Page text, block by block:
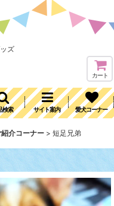
ズ
カート
検索 サイト案内 愛犬コーナー
介コーナー > 短足兄弟